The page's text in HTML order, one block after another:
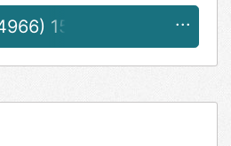
15-18-24